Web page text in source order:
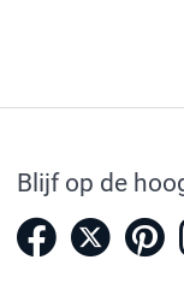
Blijf op de